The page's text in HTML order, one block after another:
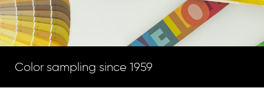
Color sampling since 1959